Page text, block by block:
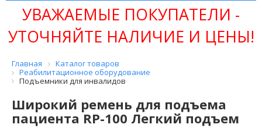
УВАЖАЕМЫЕ ПОКУПАТЕЛИ -
УТОЧНЯЙТЕ НАЛИЧИЕ И ЦЕНЫ!
Главная
Каталог товаров
Реабилитационное оборудование
Подъемники для инвалидов
Широкий ремень для подъема
пациента RP-100 Легкий подъем